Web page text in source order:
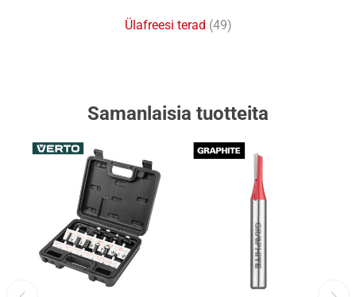
Ülafreesi terad (49)
Samanlaisia ​​tuotteita